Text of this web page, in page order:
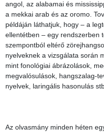
angol, az alabamai és
a mekkai arab és az oromo.
példáján láthatjuk, hogy – a
ellentétben – egy rendszerben
szempontból eltérő
nyelveknek a vizsgálata során
mint fonológiai ábrázolások,
megvalósulások, hangszalag-
nyelvek, laringális hasonulás
Az olvasmány minden héten